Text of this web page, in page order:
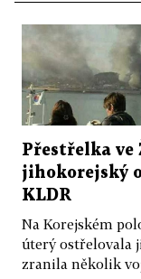
Přestřelka ve
jihokorejský
KLDR
Na Korejském
úterý ostřelovala
zranila několik